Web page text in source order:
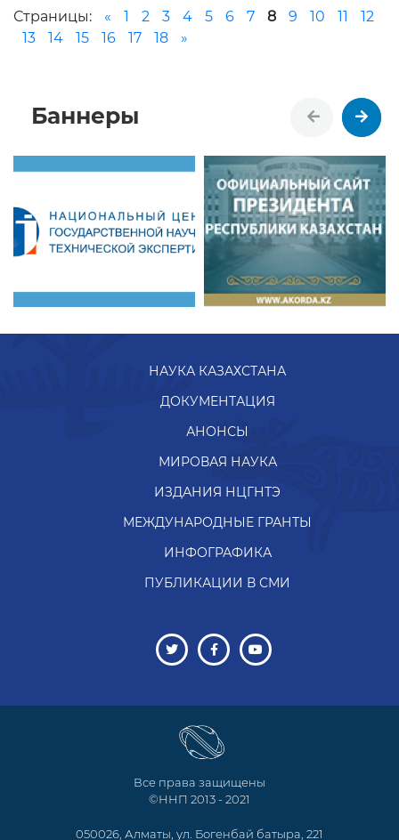
Страницы: « 1 2 3 4 5 6 7 8 9 10 11
12
13
14 15 16 17 18 »
Баннеры
НАУКА КАЗАХСТАНА
ДОКУМЕНТАЦИЯ
АНОНСЫ
МИРОВАЯ НАУКА
ИЗДАНИЯ НЦГНТЭ
МЕЖДУНАРОДНЫЕ ГРАНТЫ
ИНФОГРАФИКА
ПУБЛИКАЦИИ В СМИ
Все права защищены
©ННП 2013 - 2021
050026, Алматы, ул. Богенбай батыра, 221